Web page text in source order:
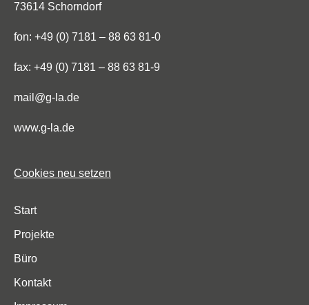
73614 Schorndorf
fon: +49 (0) 7181 – 88 63 81-0
fax: +49 (0) 7181 – 88 63 81-9
mail@g-la.de
www.g-la.de
Cookies neu setzen
Start
Projekte
Büro
Kontakt